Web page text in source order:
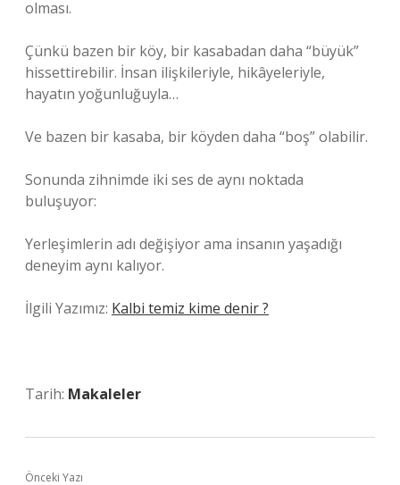
olması.
Çünkü bazen bir köy, bir kasabadan daha “büyük”
hissettirebilir. İnsan ilişkileriyle, hikâyeleriyle,
hayatın yoğunluğuyla…
Ve bazen bir kasaba, bir köyden daha “boş” olabilir.
Sonunda zihnimde iki ses de aynı noktada
buluşuyor:
Yerleşimlerin adı değişiyor ama insanın yaşadığı
deneyim aynı kalıyor.
İlgili Yazımız: Kalbi temiz kime denir ?
Tarih: Makaleler
Önceki Yazı